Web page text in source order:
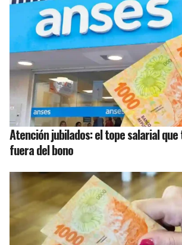
Atención jubilados: el tope salarial
fuera del bono